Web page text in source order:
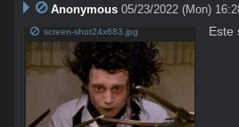
Anonymous 05/23/2022 (Mon)
screen-shot24x683.jpg Este